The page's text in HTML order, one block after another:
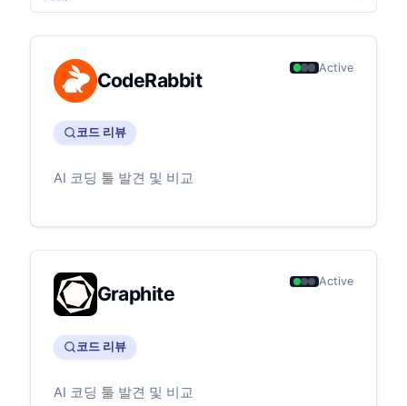
CodeRabbit
Active
코드 리뷰
AI 코딩 툴 발견 및 비교
Graphite
Active
코드 리뷰
AI 코딩 툴 발견 및 비교